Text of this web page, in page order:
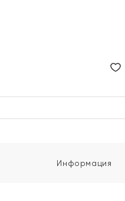
Информация